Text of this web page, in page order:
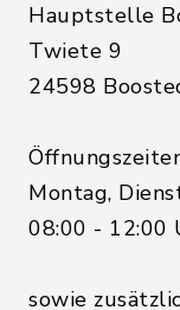
Hauptstelle
Twiete 9
24598
Montag,
08:00 - 12:00
sowie